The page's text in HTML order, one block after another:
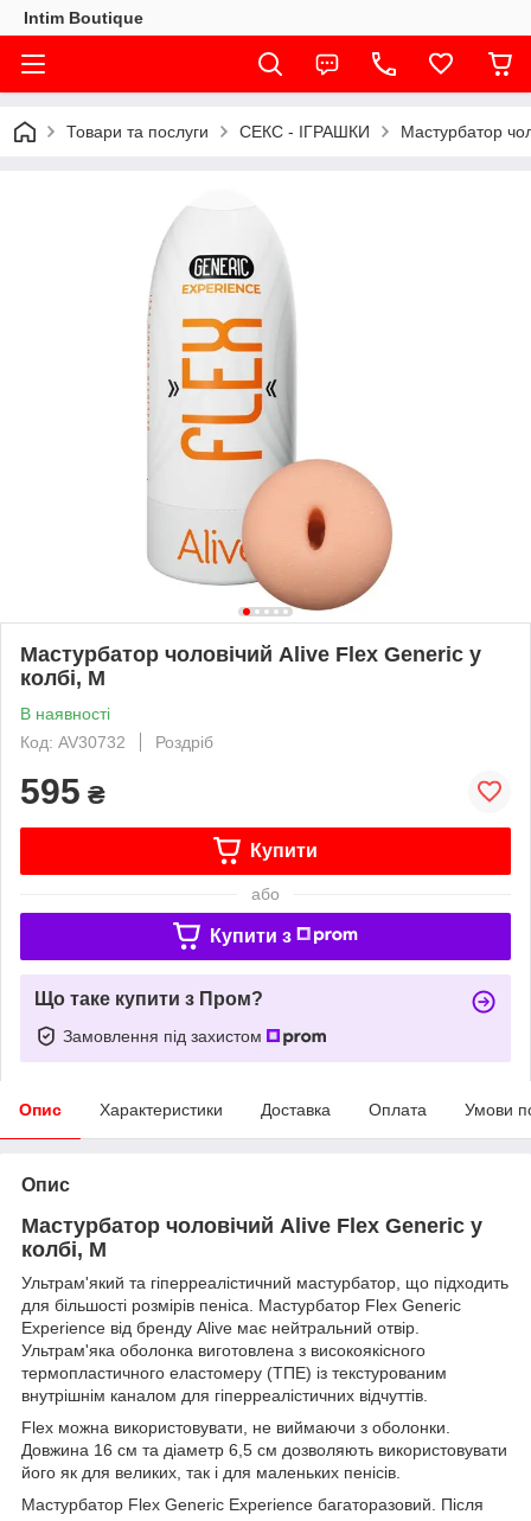
Intim Boutique
Товари та послуги СЕКС - ІГРАШКИ Мастурбатор
Мастурбатор чоловічий Alive Flex Generic у
колбі, M
В наявності
Код: AV30732
Роздріб
595 ₴
Купити
або
Купити з
Що таке купити з Пром?
Замовлення під захистом
Опис Характеристики Доставка Оплата Умови
Опис
Мастурбатор чоловічий Alive Flex Generic у
колбі, M
Ультрам'який та гіперреалістичний мастурбатор, що підходить
для більшості розмірів пеніса. Мастурбатор Flex Generic
Experience від бренду Alive має нейтральний отвір.
Ультрам'яка оболонка виготовлена з високоякісного
термопластичного еластомеру (ТПЕ) із текстурованим
внутрішнім каналом для гіперреалістичних відчуттів.
Flex можна використовувати, не виймаючи з оболонки.
Довжина 16 см та діаметр 6,5 см дозволяють використовувати
його як для великих, так і для маленьких пенісів.
Мастурбатор Flex Generic Experience багаторазовий. Після